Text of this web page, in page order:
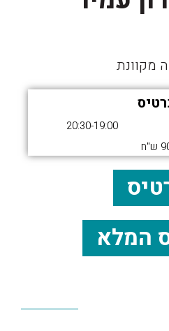
מקוונת
20:30-19:00
המלא